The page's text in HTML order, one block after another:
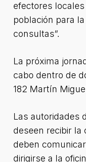
efectores
población para
consultas”.
La próxima
cabo dentro de
182 Martín
Las autoridades
deseen recibir la
deben
dirigirse a la